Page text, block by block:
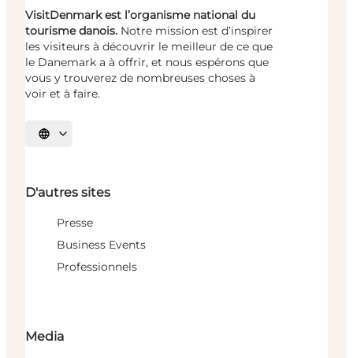
VisitDenmark est l’organisme national du
tourisme danois. Notre mission est d’inspirer
les visiteurs à découvrir le meilleur de ce que
le Danemark a à offrir, et nous espérons que
vous y trouverez de nombreuses choses à
voir et à faire.
Choisissez la langue
D'autres sites
Presse
Business Events
Professionnels
Media